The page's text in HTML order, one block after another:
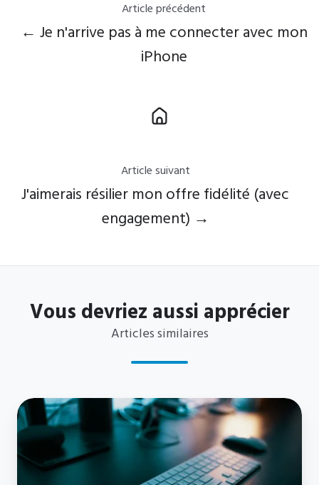
Article précédent
← Je n'arrive pas à me connecter avec mon
iPhone
Article suivant
J'aimerais résilier mon offre fidélité (avec
engagement) →
Vous devriez aussi apprécier
Articles similaires
J'ai
perdu
mon
mot